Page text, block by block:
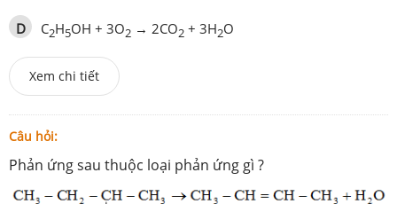
D C2H5OH + 3O2 → 2CO2 + 3H2O
Xem chi tiết
Câu hỏi:
Phản ứng sau thuộc loại phản ứng gì ?